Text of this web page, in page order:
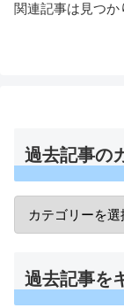
関連記事は見つか
過去記事の
過去記事を